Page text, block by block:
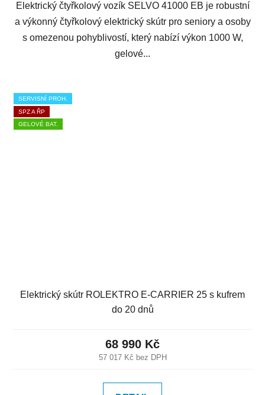
Elektrický čtyřkolový vozík SELVO 41000 EB je robustní
a výkonný čtyřkolový elektrický skútr pro seniory a osoby
s omezenou pohyblivostí, který nabízí výkon 1000 W,
gelové...
SERVISNÍ PROH.
SPZ A ŘP
GELOVÉ BAT.
Elektrický skútr ROLEKTRO E-CARRIER 25 s kufrem
do 20 dnů
57 017 Kč bez DPH
68 990 Kč